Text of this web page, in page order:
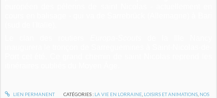
LIEN PERMANENT CATÉGORIES : LA VIE EN LORRAINE, LOISIRS ET ANIMATIONS, NOS